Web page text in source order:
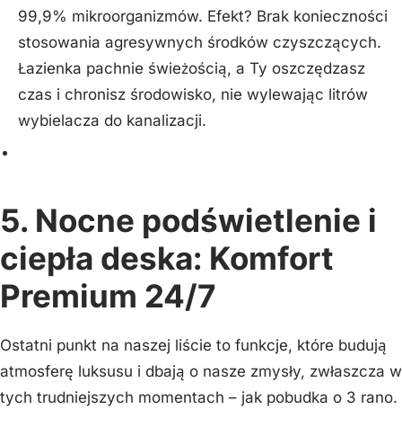
99,9% mikroorganizmów. Efekt? Brak konieczności
stosowania agresywnych środków czyszczących.
Łazienka pachnie świeżością, a Ty oszczędzasz
czas i chronisz środowisko, nie wylewając litrów
wybielacza do kanalizacji.
5. Nocne podświetlenie i
ciepła deska: Komfort
Premium 24/7
Ostatni punkt na naszej liście to funkcje, które budują
atmosferę luksusu i dbają o nasze zmysły, zwłaszcza w
tych trudniejszych momentach – jak pobudka o 3 rano.